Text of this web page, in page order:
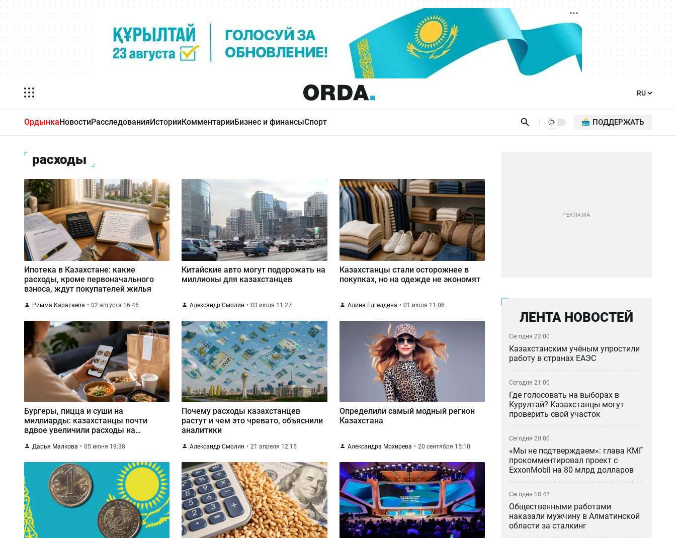
ОрдынкаНовостиРасследованияИсторииКомментарииБизнес и финансыСпорт ПОДДЕРЖАТЬ
расходы
Ипотека в Казахстане: какие
расходы, кроме первоначального
взноса, ждут покупателей жилья
Римма Каратаева 02 августа 16:46
Китайские авто могут подорожать на
миллионы для казахстанцев
Александр Смолин 03 июля 11:27
Казахстанцы стали осторожнее в
покупках, но на одежде не экономят
Алина Елгелдина 01 июля 11:06
Бургеры, пицца и суши на
миллиарды: казахстанцы почти
вдвое увеличили расходы на
Дарья Малкова 05 июня 18:38
Почему расходы казахстанцев
растут и чем это чревато, объяснили
аналитики
Александр Смолин 21 апреля 12:15
Определили самый модный регион
Казахстана
Александра Мохирева 20 сентября 15:10
ЛЕНТА НОВОСТЕЙ
Сегодня 22:00
Казахстанским учёным упростили
работу в странах ЕАЭС
Сегодня 21:00
Где голосовать на выборах в
Курултай? Казахстанцы могут
проверить свой участок
Сегодня 20:00
«Мы не подтверждаем»: глава КМГ
прокомментировал проект с
ExxonMobil на 80 млрд долларов
Сегодня 18:42
Общественными работами
наказали мужчину в Алматинской
области за сталкинг